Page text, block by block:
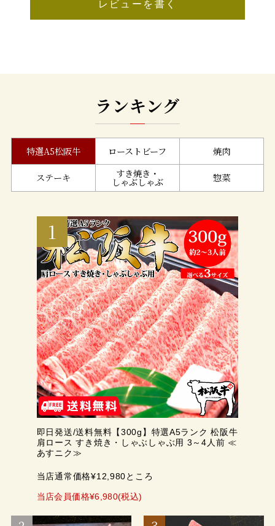
レビューを書く
ランキング
特選A5松阪牛 ローストビーフ 焼肉
ステーキ すき焼き・
しゃぶしゃぶ 惣菜
即日発送/送料無料【300g】特選A5ランク 松阪牛
肩ロース すき焼き・しゃぶしゃぶ用 3～4人前 ≪
あすニク≫
当店通常価格¥12,980ところ
当店会員価格¥6,980(税込)